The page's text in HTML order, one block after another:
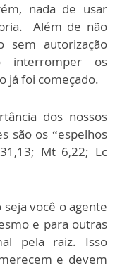
nada de usar
Além de não
sem autorização
interromper os
já foi começado.
dos nossos
são os “espelhos
Mt 6,22; Lc
você o agente
e para outras
pela raiz. Isso
e devem